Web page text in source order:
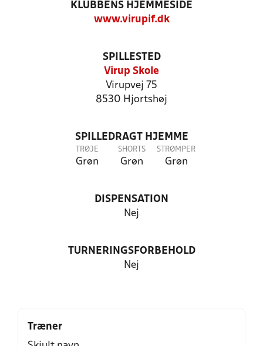
KLUBBENS HJEMMESIDE
www.virupif.dk
SPILLESTED
Virup Skole
Virupvej 75
8530 Hjortshøj
SPILLEDRAGT HJEMME
TRØJE
Grøn
SHORTS
Grøn
STRØMPER
Grøn
DISPENSATION
Nej
TURNERINGSFORBEHOLD
Nej
Træner